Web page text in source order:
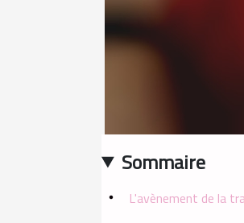
Sommaire
L'avènement de la